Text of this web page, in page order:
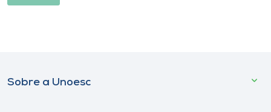
Sobre a Unoesc